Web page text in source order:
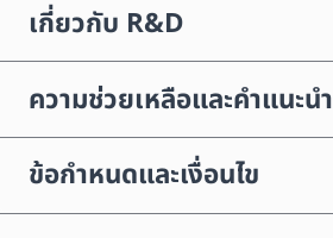
เกี่ยวกับ R&D
ความช่วยเหลือและคำแนะนำ
ข้อกำหนดและเงื่อนไข